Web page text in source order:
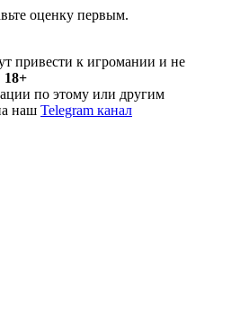
оценку первым.
привести к игромании и не
18+
по этому или другим
наш Telegram канал